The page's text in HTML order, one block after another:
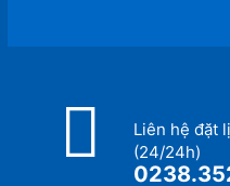
Liên hệ đặt
(24/24h)